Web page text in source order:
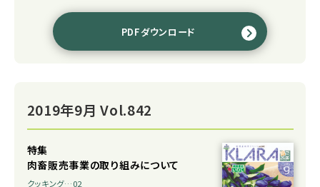
PDFダウンロード
2019年9月 Vol.842
特集
肉畜販売事業の取り組みについて
クッキング…02